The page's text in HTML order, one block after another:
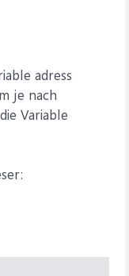
adress
je nach
Variable